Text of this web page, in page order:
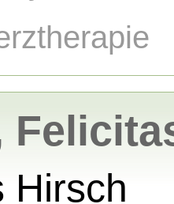
Hirsch